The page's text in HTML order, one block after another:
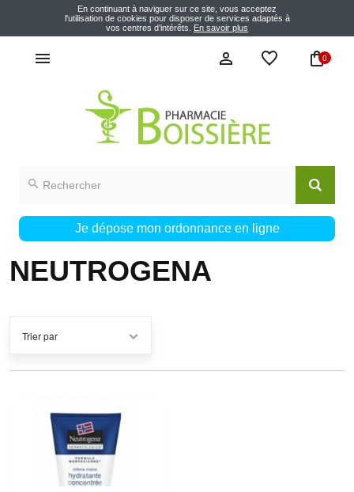
En continuant à naviguer sur ce site, vous acceptez
l'utilisation de cookies pour disposer de services adaptés à
vos centres d’intérêts. En savoir plus
0
Je dépose mon ordonnance en ligne
NEUTROGENA